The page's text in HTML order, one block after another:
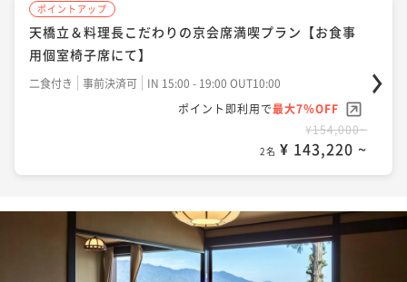
ポイントアップ
天橋立＆料理長こだわりの京会席満喫プラン【お食事
用個室椅子席にて】
二食付き 事前決済可
IN 15:00 - 19:00 OUT10:00
ポイント即利用で最大7％OFF
¥154,000~
2名 ¥ 143,220 ~